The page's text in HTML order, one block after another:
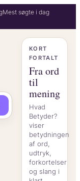
Mest søgte i dag
KORT
FORTALT
Fra ord
til
mening
Hvad
Betyder?
viser
betydningen
af ord,
udtryk,
forkortelser
og slang i